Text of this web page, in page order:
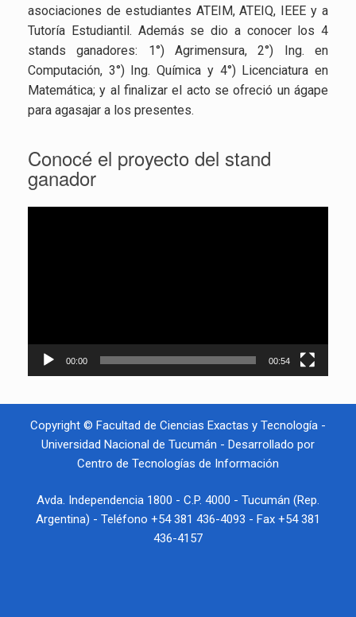
asociaciones de estudiantes ATEIM, ATEIQ, IEEE y a
Tutoría Estudiantil. Además se dio a conocer los 4
stands ganadores: 1°) Agrimensura, 2°) Ing. en
Computación, 3°) Ing. Química y 4°) Licenciatura en
Matemática; y al finalizar el acto se ofreció un ágape
para agasajar a los presentes.
Conocé el proyecto del stand
ganador
00:00 00:54
Copyright © Facultad de Ciencias Exactas y Tecnología -
Universidad Nacional de Tucumán - Desarrollado por
Centro de Tecnologías de Información
Avda. Independencia 1800 - C.P. 4000 - Tucumán (Rep.
Argentina) - Teléfono +54 381 436-4093 - Fax +54 381
436-4157